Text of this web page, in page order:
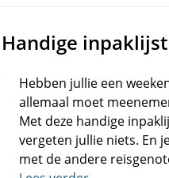
Handige
Hebben jullie een
allemaal moet
Met deze handige
vergeten jullie niets. En
met de andere